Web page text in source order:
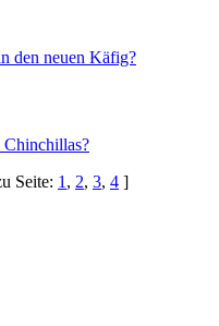
den neuen Käfig?
Seite: 1 , 2, 3, 4 ]